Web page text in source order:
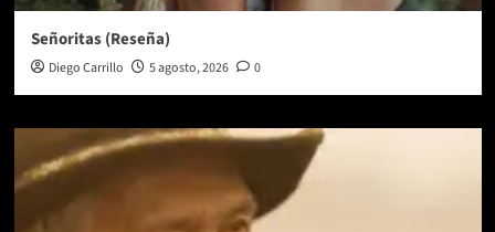
Señoritas (Reseña)
Diego Carrillo 5 agosto, 2026 0